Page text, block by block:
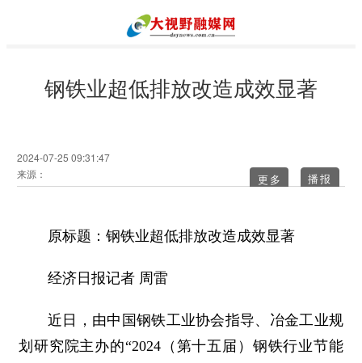
钢铁业超低排放改造成效显著
2024-07-25 09:31:47
来源：
更多
原标题：钢铁业超低排放改造成效显著
经济日报记者 周雷
近日，由中国钢铁工业协会指导、冶金工业规
划研究院主办的“2024（第十五届）钢铁行业节能